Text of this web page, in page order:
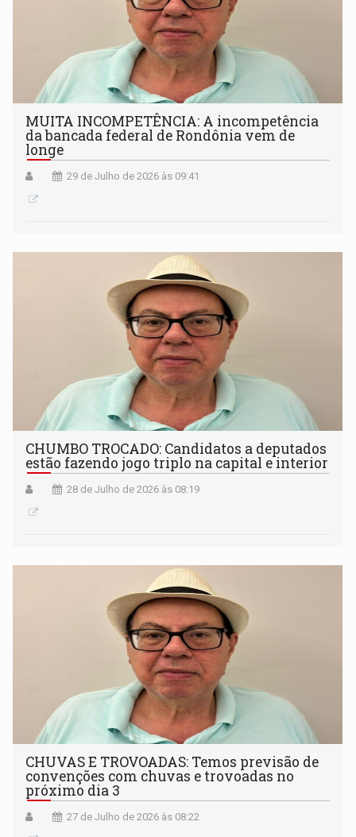
MUITA INCOMPETÊNCIA: A incompetência
da bancada federal de Rondônia vem de
longe
29 de Julho de 2026 às 09:41
CHUMBO TROCADO: Candidatos a deputados
estão fazendo jogo triplo na capital e interior
28 de Julho de 2026 às 08:19
CHUVAS E TROVOADAS: Temos previsão de
convenções com chuvas e trovoadas no
próximo dia 3
27 de Julho de 2026 às 08:22